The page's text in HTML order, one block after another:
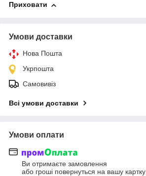
Приховати
Умови доставки
Нова Пошта
Укрпошта
Самовивіз
Всі умови доставки
Умови оплати
Ви отримаєте замовлення
або гроші повернуться на вашу картку